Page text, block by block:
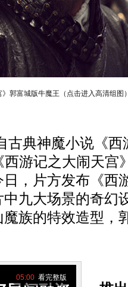
》郭富城版牛魔王（点击进入高清组图
典神魔小说《西
西游记之大闹天宫
，片方发布《西
九大场景的奇幻
族的特效造型，
05:00 看完整版